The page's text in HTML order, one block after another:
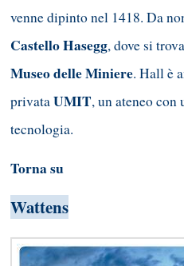
venne dipinto nel 1418. Da
Castello Hasegg, dove si
Museo delle Miniere. Hall è
privataUMIT, un ateneo con
tecnologia.
Torna su
Wattens